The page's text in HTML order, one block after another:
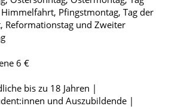
Pfingstmontag, Tag der
Reformationstag und Zweiter
6 €
bis zu 18 Jahren |
und Auszubildende |